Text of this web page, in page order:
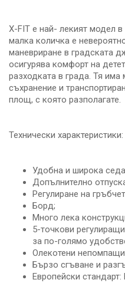
X-FIT е най- лекият модел
малка количка е
маневриране в градската
осигурява комфорт на
разходката в града. Тя
съхранение и
площ, с която разполагате.
Технически характеристики:
Удобна и широка
Допълнително
Регулиране на
Борд;
Много лека
5-точкови
за по-голямо
Олекотени
Бързо сгъване и
Европейски стандарт: